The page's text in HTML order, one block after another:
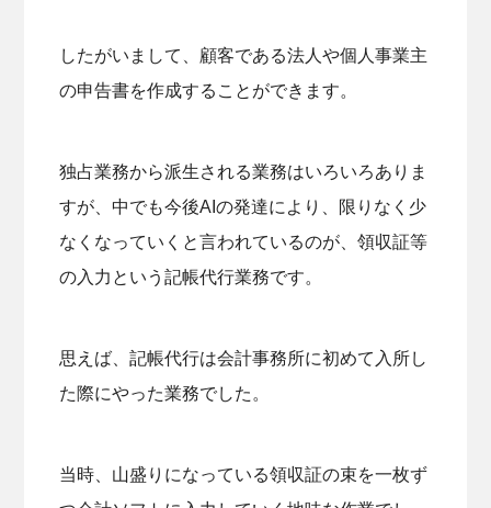
したがいまして、顧客である法人や個人事業主
の申告書を作成することができます。
独占業務から派生される業務はいろいろありま
すが、中でも今後AIの発達により、限りなく少
なくなっていくと言われているのが、領収証等
の入力という記帳代行業務です。
思えば、記帳代行は会計事務所に初めて入所し
た際にやった業務でした。
当時、山盛りになっている領収証の束を一枚ず